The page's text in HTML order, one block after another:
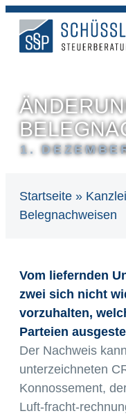
1.
Startseite »
Belegnachweisen
Vom liefernden
zwei sich nicht
vorzuhalten,
Parteien
Der Nachweis
unterzeichneten
Konnossement,
Luft-fracht-